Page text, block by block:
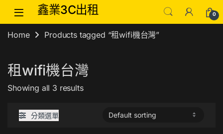
Skip to navigation
Skip to content鑫業3C出租 0
Home Products tagged “租wifi機台灣”
租wifi機台灣
Showing all 3 results
分類選單